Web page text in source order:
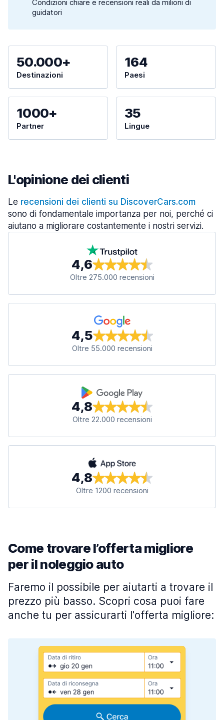
Condizioni chiare e recensioni reali da milioni di
guidatori
50.000+
Destinazioni
164
Paesi
1000+
Partner
35
Lingue
L'opinione dei clienti
Le recensioni dei clienti su DiscoverCars.com
sono di fondamentale importanza per noi, perché ci
aiutano a migliorare costantemente i nostri servizi.
4,6
Oltre 275.000 recensioni
4,5
Oltre 55.000 recensioni
4,8
Oltre 22.000 recensioni
4,8
Oltre 1200 recensioni
Come trovare l’offerta migliore
per il noleggio auto
Faremo il possibile per aiutarti a trovare il
prezzo più basso. Scopri cosa puoi fare
anche tu per assicurarti l'offerta migliore: